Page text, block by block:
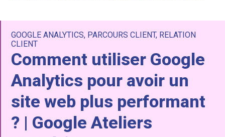
GOOGLE ANALYTICS, PARCOURS CLIENT, RELATION
CLIENT
Comment utiliser Google
Analytics pour avoir un
site web plus performant
? | Google Ateliers